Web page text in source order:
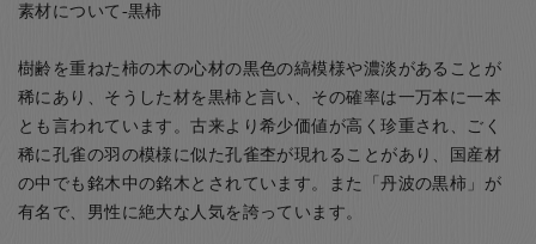
素材について-黒柿
樹齢を重ねた柿の木の心材の黒色の縞模様や濃淡があることが
稀にあり、そうした材を黒柿と言い、その確率は一万本に一本
とも言われています。古来より希少価値が高く珍重され、ごく
稀に孔雀の羽の模様に似た孔雀杢が現れることがあり、国産材
の中でも銘木中の銘木とされています。また「丹波の黒柿」が
有名で、男性に絶大な人気を誇っています。